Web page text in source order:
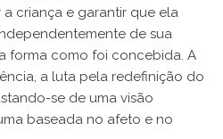
criança e garantir que ela
de sua
forma como foi concebida. A
a luta pela redefinição do
se de uma visão
baseada no afeto e no